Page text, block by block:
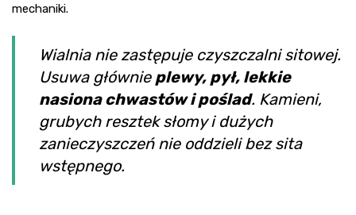
mechaniki.
Wialnia nie zastępuje czyszczalni sitowej.
Usuwa głównie plewy, pył, lekkie
nasiona chwastów i poślad. Kamieni,
grubych resztek słomy i dużych
zanieczyszczeń nie oddzieli bez sita
wstępnego.